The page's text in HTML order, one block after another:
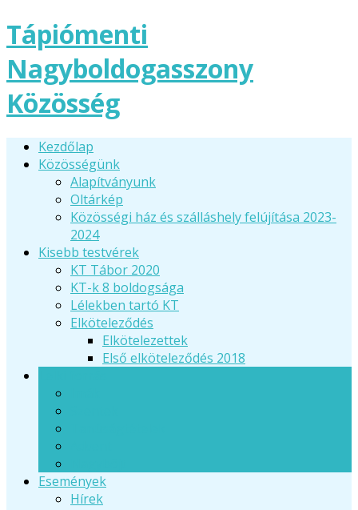
Tápiómenti
Nagyboldogasszony
Közösség
Kezdőlap
Közösségünk
Alapítványunk
Oltárkép
Közösségi ház és szálláshely felújítása 2023-
2024
Kisebb testvérek
KT Tábor 2020
KT-k 8 boldogsága
Lélekben tartó KT
Elköteleződés
Elkötelezettek
Első elköteleződés 2018
Események
Hírek